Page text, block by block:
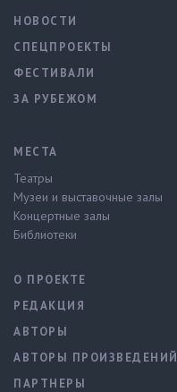
НОВОСТИ
СПЕЦПРОЕКТЫ
ФЕСТИВАЛИ
ЗА РУБЕЖОМ
МЕСТА
Театры
Музеи и выставочные залы
Концертные залы
Библиотеки
О ПРОЕКТЕ
РЕДАКЦИЯ
АВТОРЫ
АВТОРЫ ПРОИЗВЕДЕНИЙ
ПАРТНЕРЫ